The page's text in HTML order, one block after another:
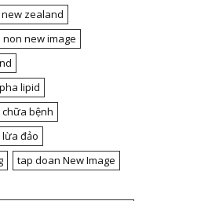
zealand
non new image
lipid
bệnh
đảo
tap doan New Image